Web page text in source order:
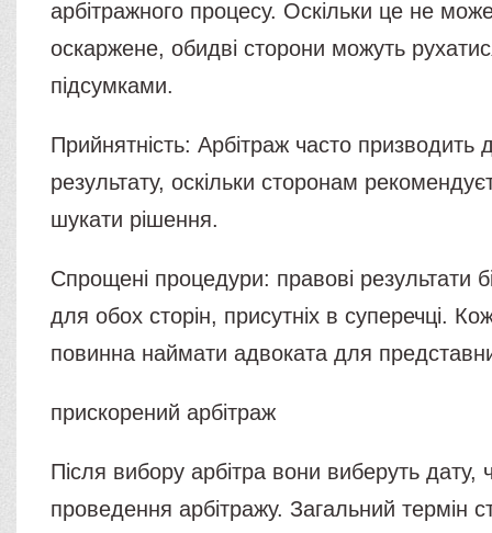
арбітражного процесу. Оскільки це не
оскаржене, обидві сторони можуть
підсумками.
Прийнятність: Арбітраж часто призводить
результату, оскільки сторонам
шукати рішення.
Спрощені процедури: правові результати
для обох сторін, присутніх в суперечці.
повинна наймати адвоката для
прискорений арбітраж
Після вибору арбітра вони виберуть дату,
проведення арбітражу. Загальний термін